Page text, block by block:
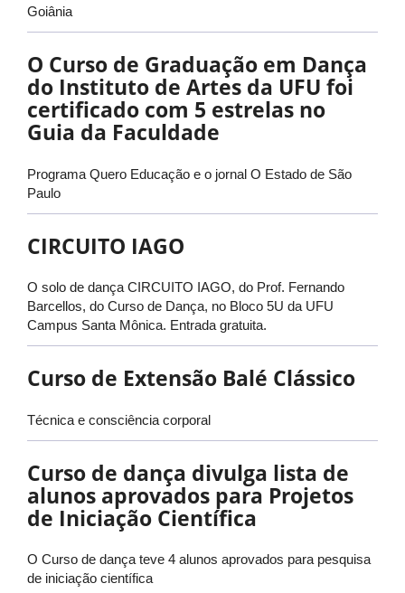
Goiânia
O Curso de Graduação em Dança
do Instituto de Artes da UFU foi
certificado com 5 estrelas no
Guia da Faculdade
Programa Quero Educação e o jornal O Estado de São
Paulo
CIRCUITO IAGO
O solo de dança CIRCUITO IAGO, do Prof. Fernando
Barcellos, do Curso de Dança, no Bloco 5U da UFU
Campus Santa Mônica. Entrada gratuita.
Curso de Extensão Balé Clássico
Técnica e consciência corporal
Curso de dança divulga lista de
alunos aprovados para Projetos
de Iniciação Científica
O Curso de dança teve 4 alunos aprovados para pesquisa
de iniciação científica